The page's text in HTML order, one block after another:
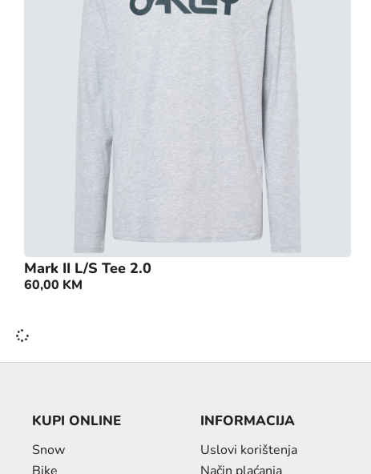
Mark II L/S Tee 2.0
60,00 KM
KUPI ONLINE
Snow
INFORMACIJA
Uslovi korištenja